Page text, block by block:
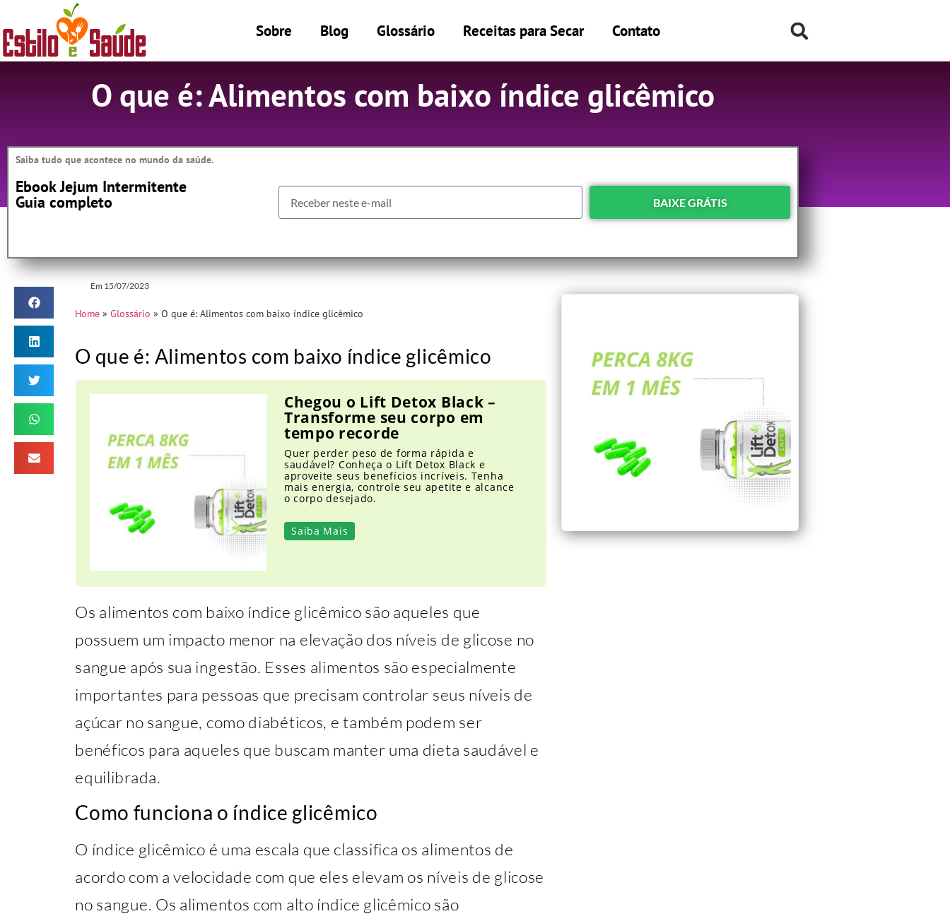
Sobre Blog Glossário Receitas para Secar Contato
O que é: Alimentos com baixo índice glicêmico
Saiba tudo que acontece no mundo da saúde.
Ebook Jejum Intermitente
Guia completo BAIXE GRÁTIS
Em 15/07/2023
Home »Glossário »O que é: Alimentos com baixo índice glicêmico
O que é: Alimentos com baixo índice glicêmico
Chegou o Lift Detox Black –
Transforme seu corpo em
tempo recorde
Quer perder peso de forma rápida e
saudável? Conheça o Lift Detox Black e
aproveite seus benefícios incríveis. Tenha
mais energia, controle seu apetite e alcance
o corpo desejado.
Saiba Mais
Os alimentos com baixo índice glicêmico são aqueles que
possuem um impacto menor na elevação dos níveis de glicose no
sangue após sua ingestão. Esses alimentos são especialmente
importantes para pessoas que precisam controlar seus níveis de
açúcar no sangue, como diabéticos, e também podem ser
benéficos para aqueles que buscam manter uma dieta saudável e
equilibrada.
Como funciona o índice glicêmico
O índice glicêmico é uma escala que classifica os alimentos de
acordo com a velocidade com que eles elevam os níveis de glicose
no sangue. Os alimentos com alto índice glicêmico são